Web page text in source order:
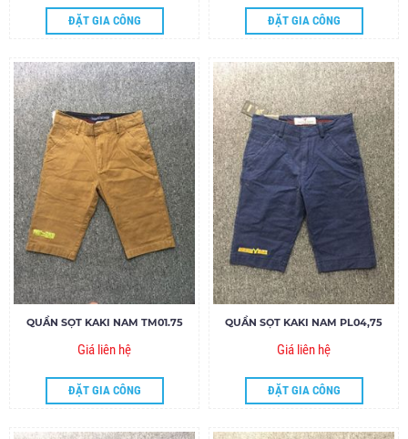
ĐẶT GIA CÔNG ĐẶT GIA CÔNG
QUẦN SỌT KAKI NAM TM01.75
Giá liên hệ
ĐẶT GIA CÔNG
QUẦN SỌT KAKI NAM PL04,75
Giá liên hệ
ĐẶT GIA CÔNG